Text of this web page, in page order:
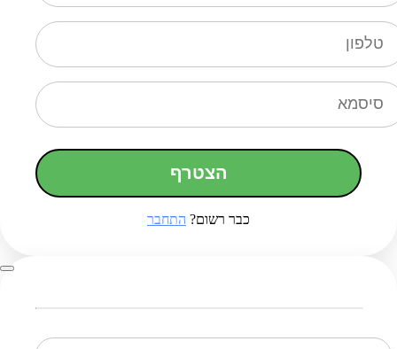
הצטרף
כבר רשום? התחבר